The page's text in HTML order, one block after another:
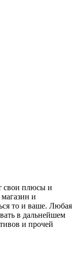
свои плюсы и
и
то и ваше. Любая
в дальнейшем
и прочей